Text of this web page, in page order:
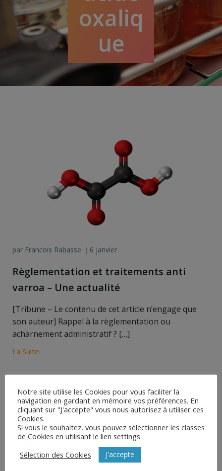
oxaliq
ue
par Francois Rabasse | 6 janvier
Règlementation et traitements anti
varroa – Une actualité
[Tribune – Le contenu de cet article n’engage que
son auteur] Rappel à la règlementation ou
acharnement administratif ? […]
La Suite
for:
Articles récents
Sensibilité des Vétérinaires à l’apiculture
Résistance du varroa aux molécules de synthèse
Vaccination contre la loque Américaine
Notre site utilise les Cookies pour vous faciliter la
navigation en gardant en mémoire vos préférences. En
cliquant sur "J'accepte" vous nous autorisez à utiliser ces
Cookies.
Si vous le souhaitez, vous pouvez sélectionner les classes
de Cookies en utilisant le lien settings
Sélection des Cookies
J'accepte